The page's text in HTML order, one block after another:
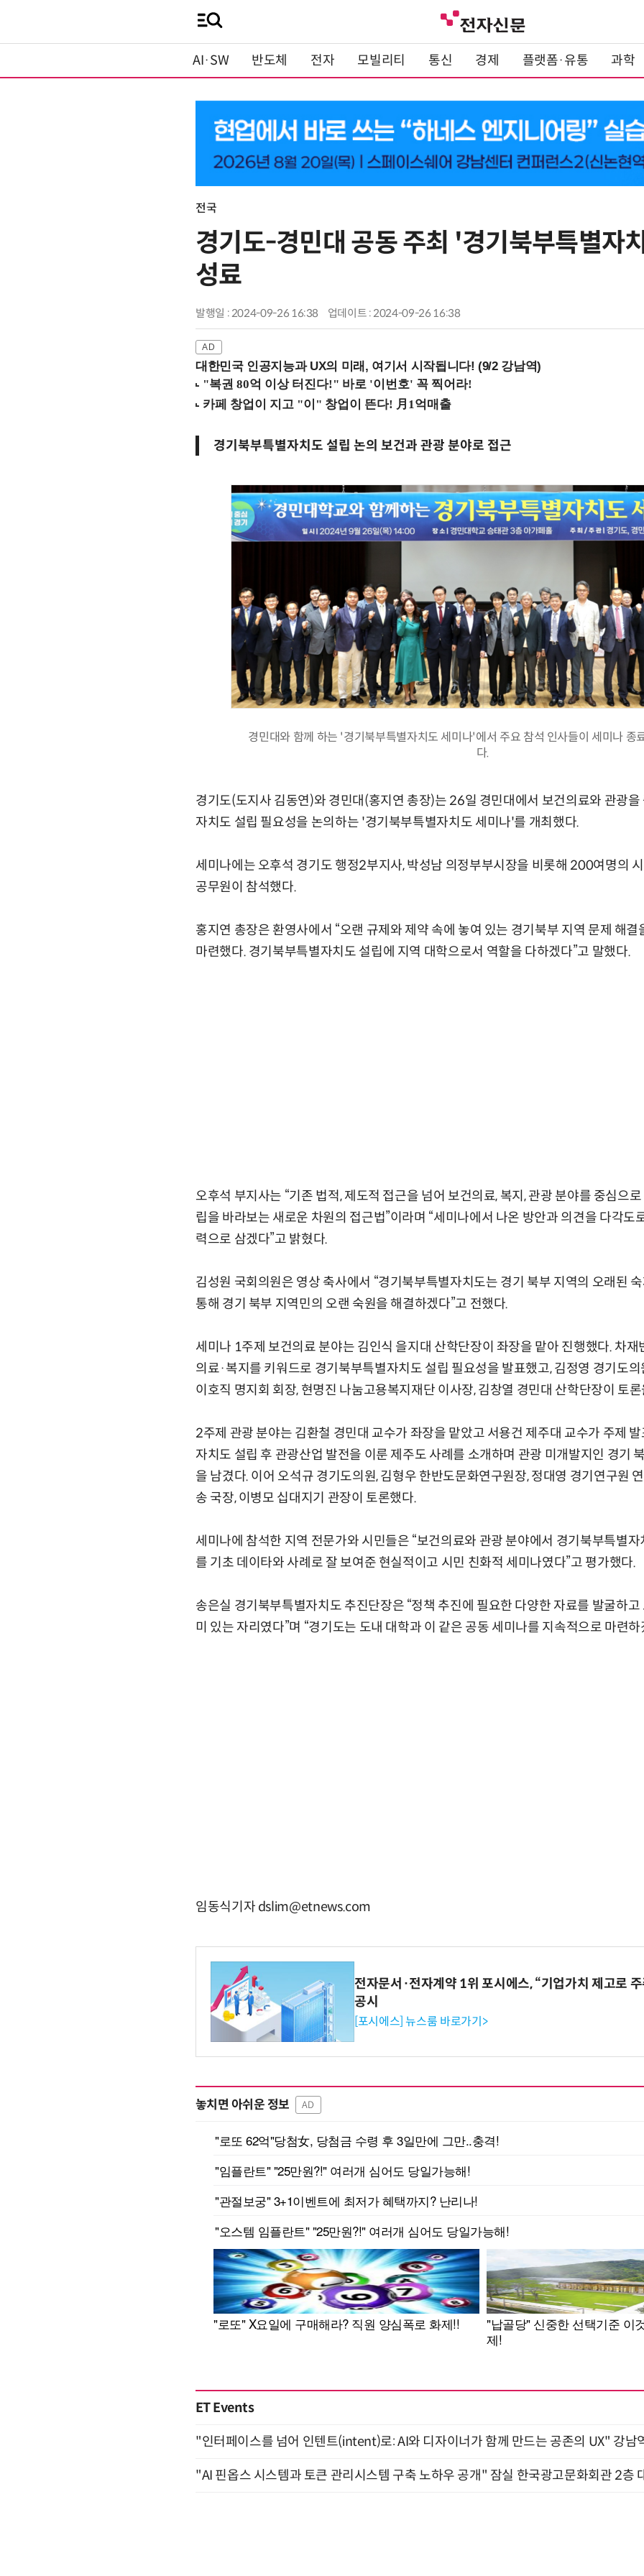
AI·SW 반도체 전자 모빌리티 통신 경제 플랫폼·유통 과학
전국
경기도-경민대 공동 주최 '경기북부특별자
성료
발행일 : 2024-09-26 16:38 업데이트 : 2024-09-26 16:38
대한민국 인공지능과 UX의 미래, 여기서 시작됩니다! (9/2 강남역)
경기북부특별자치도 설립 논의 보건과 관광 분야로 접근
경민대와 함께 하는 '경기북부특별자치도 세미나'에서 주요 참석 인사들이 세미나 종
다.
경기도(도지사 김동연)와 경민대(홍지연 총장)는 26일 경민대에서 보건의료와 관광
자치도 설립 필요성을 논의하는 '경기북부특별자치도 세미나'를 개최했다.
세미나에는 오후석 경기도 행정2부지사, 박성남 의정부부시장을 비롯해 200여명의 시
공무원이 참석했다.
홍지연 총장은 환영사에서 “오랜 규제와 제약 속에 놓여 있는 경기북부 지역 문제 해결
마련했다. 경기북부특별자치도 설립에 지역 대학으로서 역할을 다하겠다”고 말했다.
오후석 부지사는 “기존 법적, 제도적 접근을 넘어 보건의료, 복지, 관광 분야를 중심으
립을 바라보는 새로운 차원의 접근법”이라며 “세미나에서 나온 방안과 의견을 다각도
력으로 삼겠다”고 밝혔다.
김성원 국회의원은 영상 축사에서 “경기북부특별자치도는 경기 북부 지역의 오래된
통해 경기 북부 지역민의 오랜 숙원을 해결하겠다”고 전했다.
세미나 1주제 보건의료 분야는 김인식 을지대 산학단장이 좌장을 맡아 진행했다. 차재
의료·복지를 키워드로 경기북부특별자치도 설립 필요성을 발표했고, 김정영 경기도
이호직 명지회 회장, 현명진 나눔고용복지재단 이사장, 김창열 경민대 산학단장이 토
2주제 관광 분야는 김환철 경민대 교수가 좌장을 맡았고 서용건 제주대 교수가 주제
자치도 설립 후 관광산업 발전을 이룬 제주도 사례를 소개하며 관광 미개발지인 경기
을 남겼다. 이어 오석규 경기도의원, 김형우 한반도문화연구원장, 정대영 경기연구원
송 국장, 이병모 십대지기 관장이 토론했다.
세미나에 참석한 지역 전문가와 시민들은 “보건의료와 관광 분야에서 경기북부특별자
를 기초 데이타와 사례로 잘 보여준 현실적이고 시민 친화적 세미나였다”고 평가했다.
송은실 경기북부특별자치도 추진단장은 “정책 추진에 필요한 다양한 자료를 발굴하고
미 있는 자리였다”며 “경기도는 도내 대학과 이 같은 공동 세미나를 지속적으로 마련하
임동식기자 dslim@etnews.com
전자문서·전자계약 1위 포시에스, “기업가치 제고로
공시
[포시에스] 뉴스룸 바로가기>
놓치면 아쉬운 정보 AD
ET Events
"인터페이스를 넘어 인텐트(intent)로: AI와 디자이너가 함께 만드는 공존의 UX" 강남
"AI 핀옵스 시스템과 토큰 관리시스템 구축 노하우 공개" 잠실 한국광고문화회관 2층